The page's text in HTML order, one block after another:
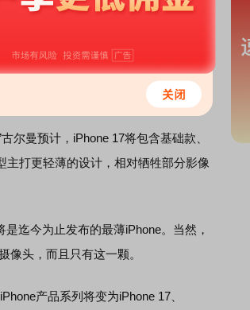
可能会上涨，而且苹果的手机组合一
的入门级版本，用户需要花费1099
曼预计，iPhone 17将包含基础款、
主打更轻薄的设计，相对牺牲部分影像
迄今为止发布的最薄iPhone。当然，
像头，而且只有这一颗。
产品系列将变为iPhone 17、